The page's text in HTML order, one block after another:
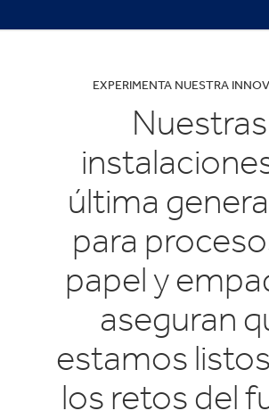
EXPERIMENTA NUESTRA
Nuestras
última
para
papel y
aseguran
estamos
los retos del